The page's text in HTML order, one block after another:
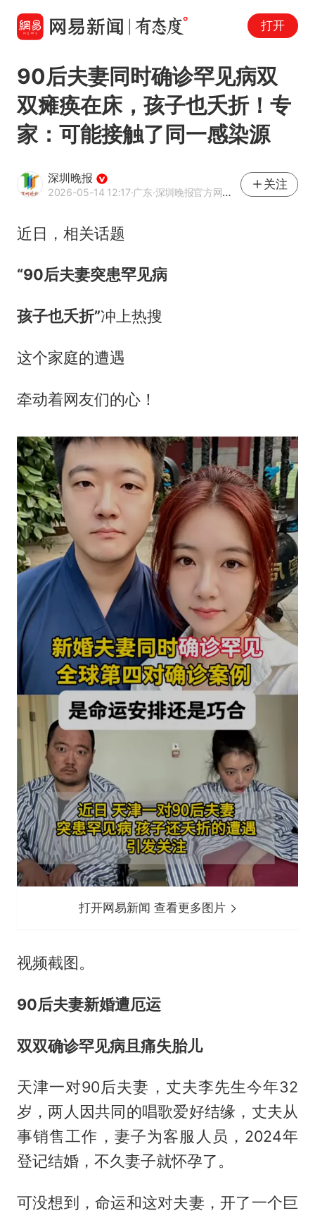
打开
90后夫妻同时确诊罕见病双
双瘫痪在床，孩子也夭折！专
家：可能接触了同一感染源
深圳晚报
2026-05-14 12:17·广东·深圳晚报官方网易号
关注
近日，相关话题
“90后夫妻突患罕见病
孩子也夭折”冲上热搜
这个家庭的遭遇
牵动着网友们的心！
打开网易新闻 查看更多图片
视频截图。
90后夫妻新婚遭厄运
双双确诊罕见病且痛失胎儿
天津一对90后夫妻，丈夫李先生今年32
岁，两人因共同的唱歌爱好结缘，丈夫从
事销售工作，妻子为客服人员，2024年
登记结婚，不久妻子就怀孕了。
可没想到，命运和这对夫妻，开了一个巨